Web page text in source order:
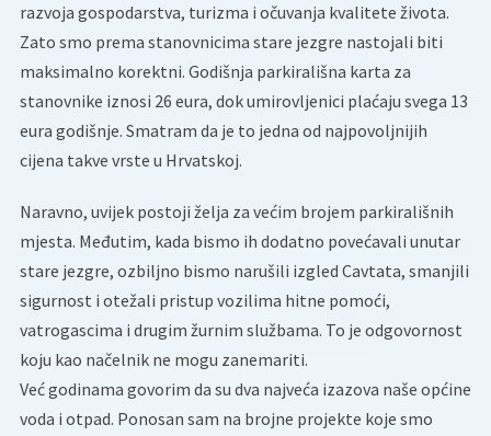
razvoja gospodarstva, turizma i očuvanja kvalitete života.
Zato smo prema stanovnicima stare jezgre nastojali biti
maksimalno korektni. Godišnja parkirališna karta za
stanovnike iznosi 26 eura, dok umirovljenici plaćaju svega 13
eura godišnje. Smatram da je to jedna od najpovoljnijih
cijena takve vrste u Hrvatskoj.
Naravno, uvijek postoji želja za većim brojem parkirališnih
mjesta. Međutim, kada bismo ih dodatno povećavali unutar
stare jezgre, ozbiljno bismo narušili izgled Cavtata, smanjili
sigurnost i otežali pristup vozilima hitne pomoći,
vatrogascima i drugim žurnim službama. To je odgovornost
koju kao načelnik ne mogu zanemariti.
Već godinama govorim da su dva najveća izazova naše općine
voda i otpad. Ponosan sam na brojne projekte koje smo